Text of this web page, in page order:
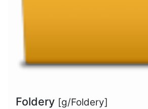
Foldery [g/Foldery]